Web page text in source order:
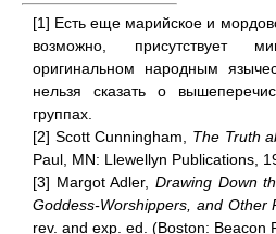
[1] Есть еще марийское и
возможно, присутствует
оригинальном народным
нельзя сказать о
группах.
[2] Scott Cunningham, The Truth
Paul, MN: Llewellyn Publications,
[3] Margot Adler, Drawing Down
Goddess-Worshippers, and Other
rev. and exp. ed. (Boston: Beacon